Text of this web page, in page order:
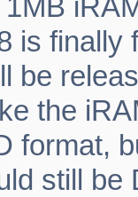
is finally
be
the
format,
still be